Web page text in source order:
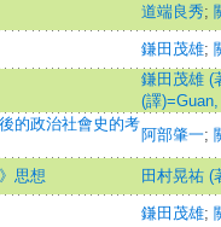
道端良秀;
鎌田茂雄;
鎌田茂雄 (
(譯
的政治社會史的考
阿部肇一;
思想 田村晃祐 (
鎌田茂雄;